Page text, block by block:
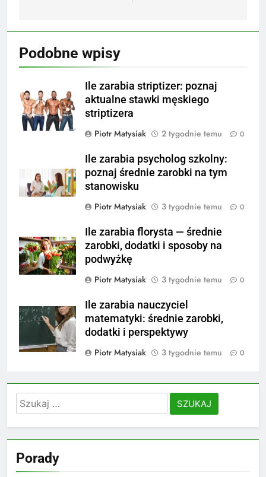
Podobne wpisy
Ile zarabia striptizer: poznaj
aktualne stawki męskiego
striptizera
Piotr Matysiak
2 tygodnie temu 0
Ile zarabia psycholog szkolny:
poznaj średnie zarobki na tym
stanowisku
Piotr Matysiak
3 tygodnie temu 0
Ile zarabia florysta — średnie
zarobki, dodatki i sposoby na
podwyżkę
Piotr Matysiak
3 tygodnie temu 0
Ile zarabia nauczyciel
matematyki: średnie zarobki,
dodatki i perspektywy
Piotr Matysiak
3 tygodnie temu 0
Szukaj:
Porady